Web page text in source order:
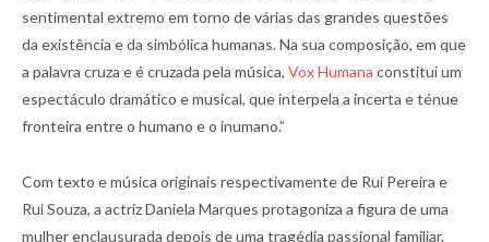
sentimental extremo em torno de várias das grandes questões
da existência e da simbólica humanas. Na sua composição, em que
a palavra cruza e é cruzada pela música, Vox Humana constitui um
espectáculo dramático e musical, que interpela a incerta e ténue
fronteira entre o humano e o inumano.”
Com texto e música originais respectivamente de Rui Pereira e
Rui Souza, a actriz Daniela Marques protagoniza a figura de uma
mulher enclausurada depois de uma tragédia passional familiar,